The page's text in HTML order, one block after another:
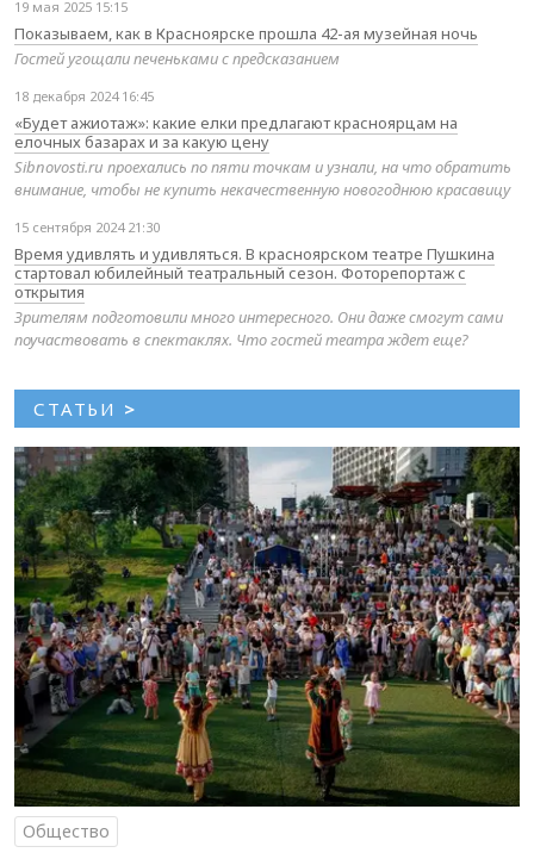
19 мая 2025 15:15
Показываем, как в Красноярске прошла 42-ая музейная ночь
Гостей угощали печеньками с предсказанием
18 декабря 2024 16:45
«Будет ажиотаж»: какие елки предлагают красноярцам на
елочных базарах и за какую цену
Sibnovosti.ru проехались по пяти точкам и узнали, на что обратить
внимание, чтобы не купить некачественную новогоднюю красавицу
15 сентября 2024 21:30
Время удивлять и удивляться. В красноярском театре Пушкина
стартовал юбилейный театральный сезон. Фоторепортаж с
открытия
Зрителям подготовили много интересного. Они даже смогут сами
поучаствовать в спектаклях. Что гостей театра ждет еще?
СТАТЬИ >
Общество